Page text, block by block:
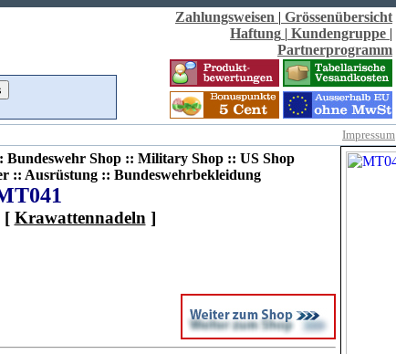
Zahlungsweisen | Grössenübersicht
Haftung | Kundengruppe |
Partnerprogramm
Impressum
Shop :: Military Shop :: US Shop
:: Ausrüstung :: Bundeswehrbekleidung
[ Krawattennadeln ]